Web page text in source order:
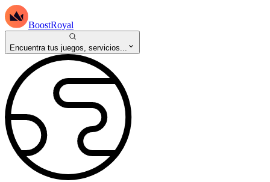
BoostRoyal
Encuentra tus juegos, servicios...